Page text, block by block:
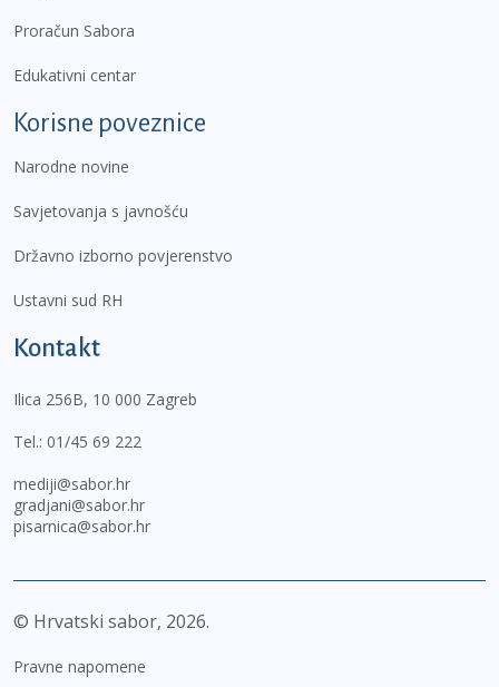
Proračun Sabora
Edukativni centar
Korisne poveznice
Narodne novine
Savjetovanja s javnošću
Državno izborno povjerenstvo
Ustavni sud RH
Kontakt
Ilica 256B, 10 000 Zagreb
Tel.: 01/45 69 222
mediji@sabor.hr
gradjani@sabor.hr
pisarnica@sabor.hr
© Hrvatski sabor, 2026
Pravne napomene